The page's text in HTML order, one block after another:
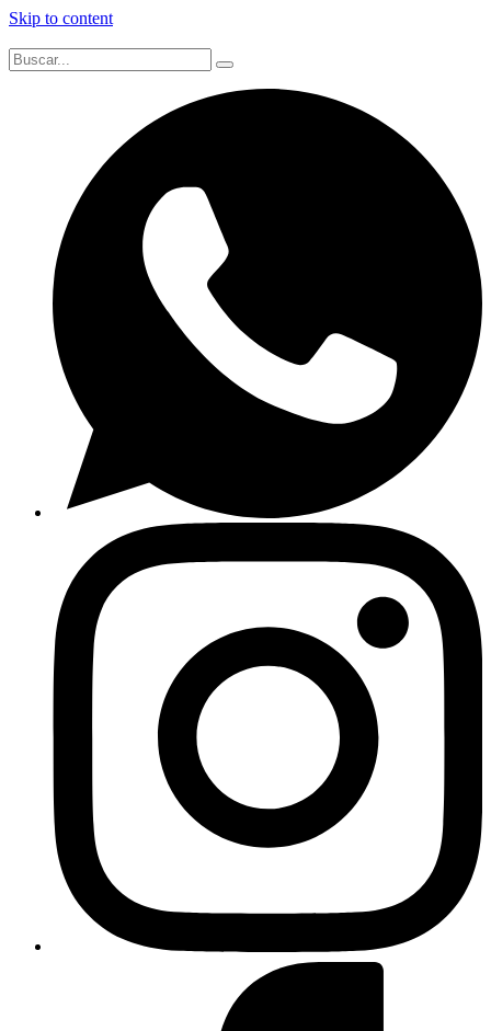
Skip to content